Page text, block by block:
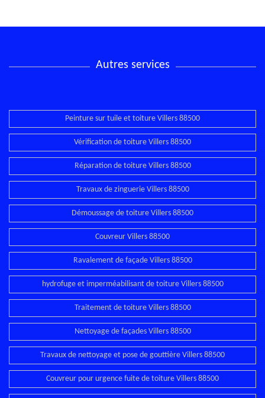
Autres services
Peinture sur tuile et toiture Villers 88500
Vérification de toiture Villers 88500
Réparation de toiture Villers 88500
Travaux de zinguerie Villers 88500
Démoussage de toiture Villers 88500
Couvreur Villers 88500
Ravalement de façade Villers 88500
hydrofuge et imperméabilisant de toiture Villers 88500
Traitement de toiture Villers 88500
Nettoyage de façades Villers 88500
Travaux de nettoyage et pose de gouttière Villers 88500
Couvreur pour urgence fuite de toiture Villers 88500